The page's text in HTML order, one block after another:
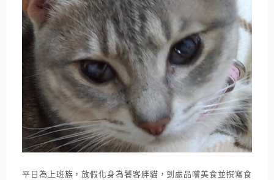
平日為上班族，放假化身為饕客胖貓，到處品嚐美食並撰寫食